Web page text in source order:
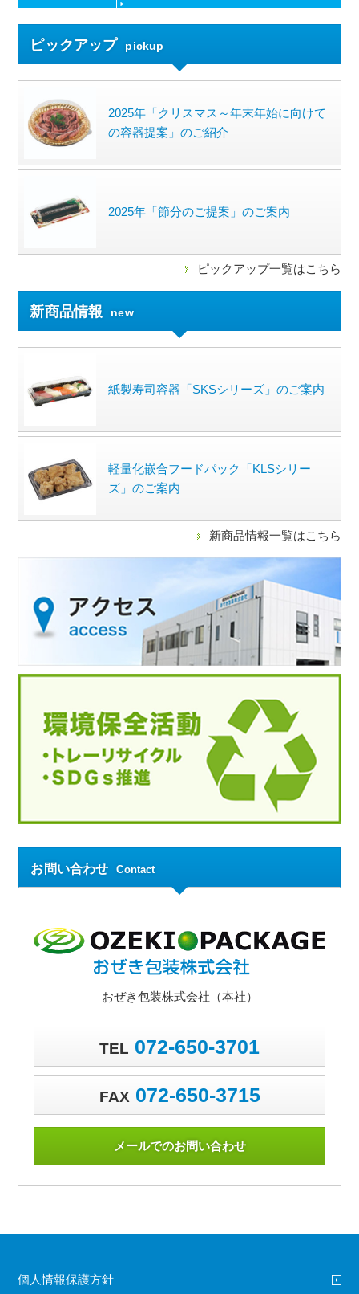
ピックアップ pickup
2025年「クリスマス～年末年始に向けて
の容器提案」のご紹介
2025年「節分のご提案」のご案内
ピックアップ一覧はこちら
新商品情報 new
紙製寿司容器「SKSシリーズ」のご案内
軽量化嵌合フードパック「KLSシリー
ズ」のご案内
新商品情報一覧はこちら
お問い合わせ Contact
おぜき包装株式会社（本社）
TEL 072-650-3701
FAX 072-650-3715
メールでのお問い合わせ
個人情報保護方針